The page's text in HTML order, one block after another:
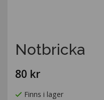
Notbricka
80 kr
Finns i lager